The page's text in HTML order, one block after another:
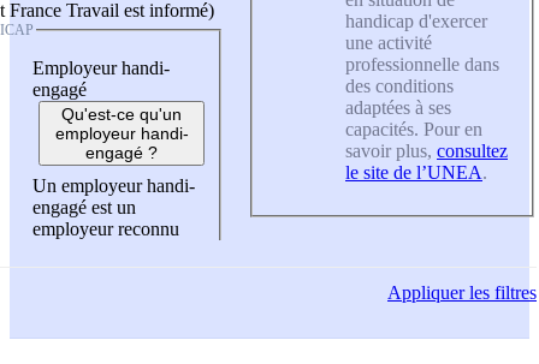
France Travail est informé)
Employeur handi-
engagé
Qu'est-ce qu'un
employeur handi-
engagé ?
Un employeur handi-
engagé est un
employeur reconnu
handicap d'exercer
une activité
professionnelle dans
des conditions
adaptées à ses
capacités. Pour en
savoir plus, consultez
le site de l’UNEA.
Appliquerles filtres